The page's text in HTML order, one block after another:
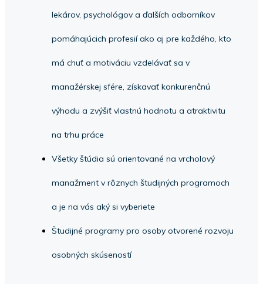
lekárov, psychológov a ďalších odborníkov
pomáhajúcich profesií ako aj pre každého, kto
má chuť a motiváciu vzdelávať sa v
manažérskej sfére, získavať konkurenčnú
výhodu a zvýšiť vlastnú hodnotu a atraktivitu
na trhu práce
Všetky štúdia sú orientované na vrcholový
manažment v rôznych študijných programoch
a je na vás aký si vyberiete
Študijné programy pro osoby otvorené rozvoju
osobných skúseností